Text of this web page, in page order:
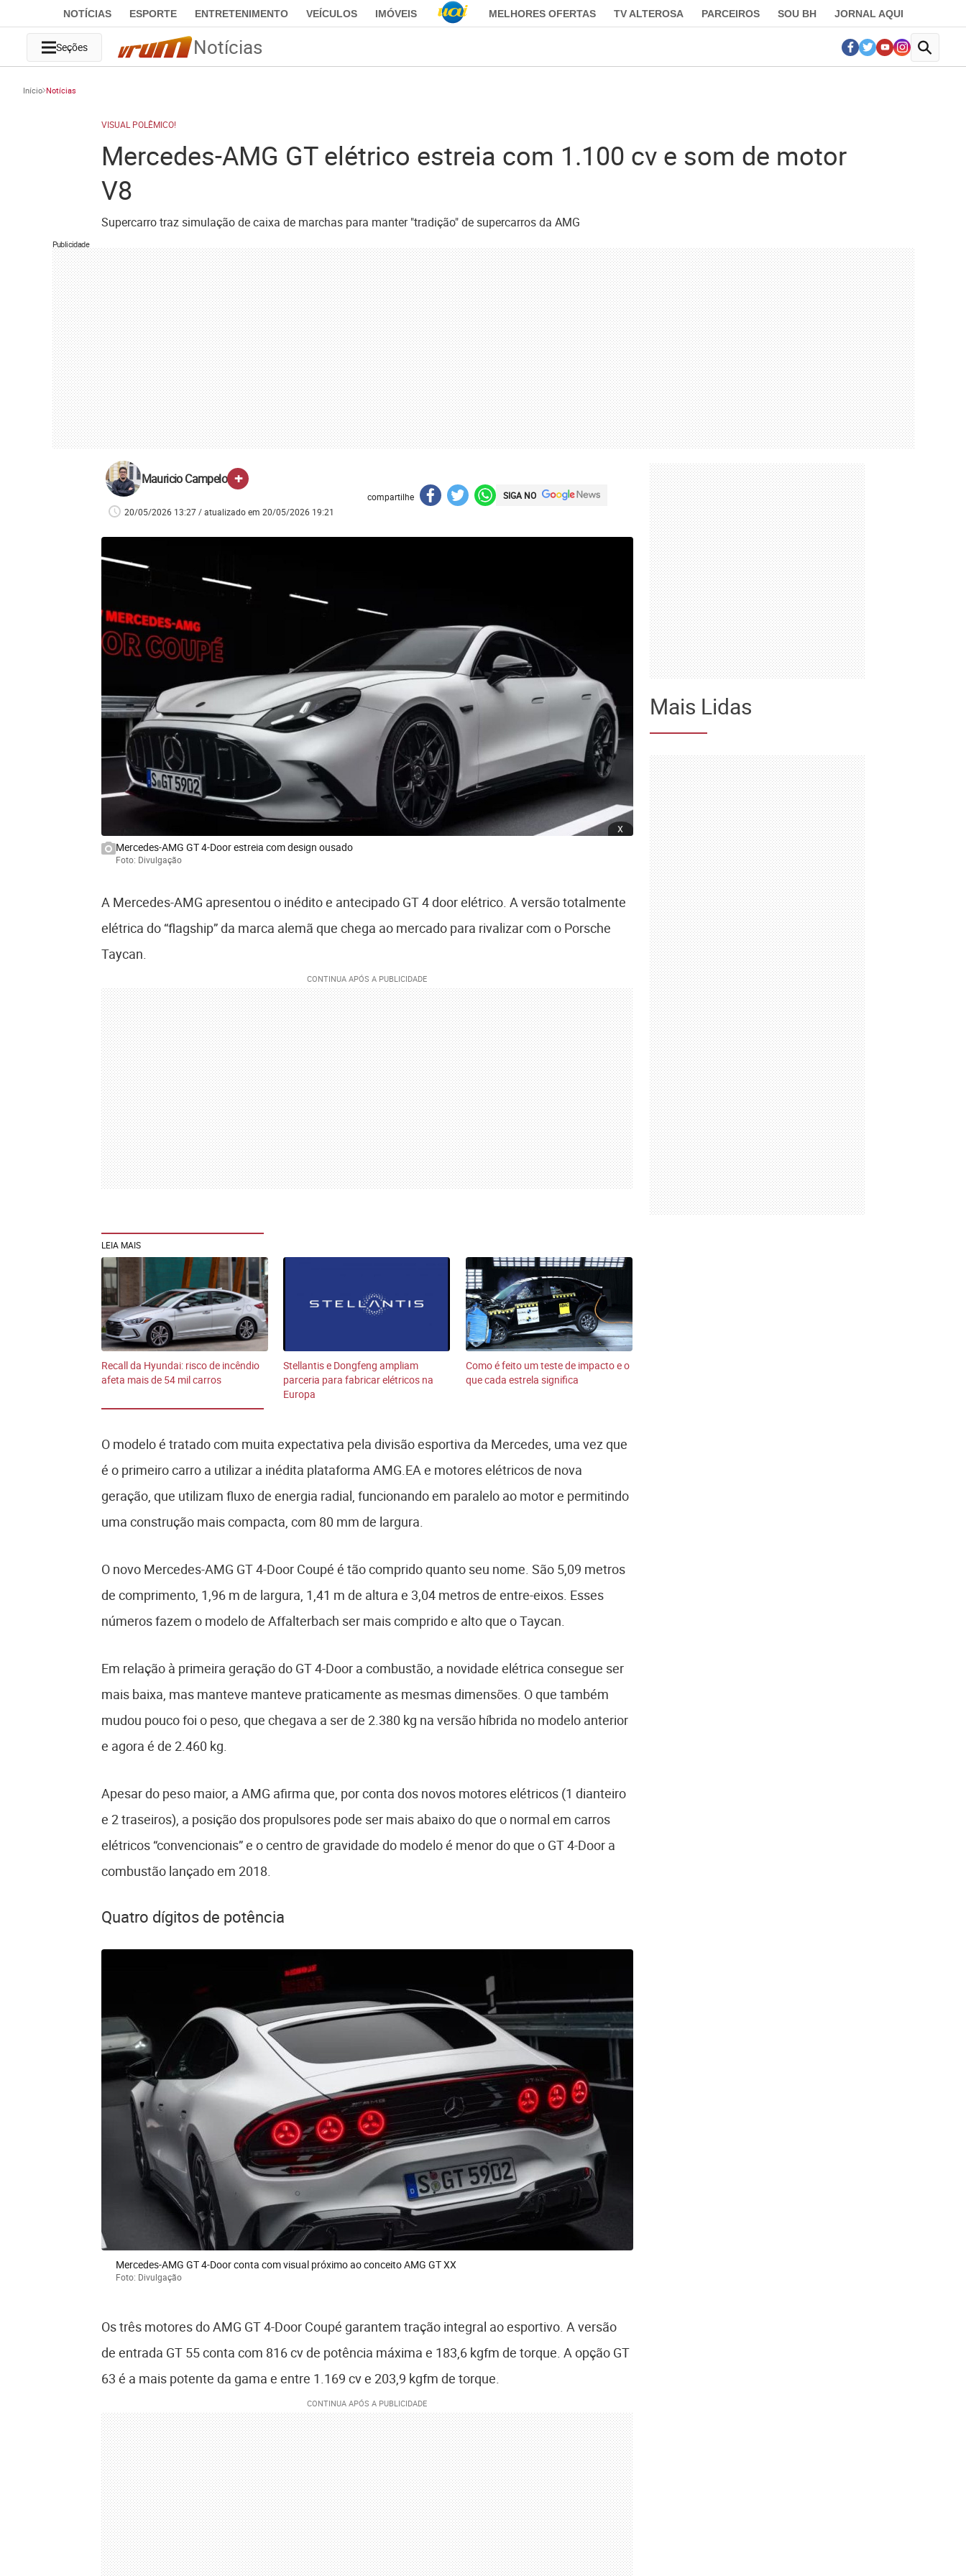
NOTÍCIAS ESPORTE ENTRETENIMENTO VEÍCULOS IMÓVEIS MELHORES OFERTAS TV ALTEROSA PARCEIROS SOU BH JORNAL AQUI
Seções Notícias
Início Notícias
VISUAL POLÊMICO!
Mercedes-AMG GT elétrico estreia com 1.100 cv e som de motor
V8
Supercarro traz simulação de caixa de marchas para manter "tradição" de supercarros da AMG
Publicidade
Mauricio Campelo +
20/05/2026 13:27 / atualizado em 20/05/2026 19:21
compartilhe SIGA NO
x
Mercedes-AMG GT 4-Door estreia com design ousado
Foto: Divulgação
A Mercedes-AMG apresentou o inédito e antecipado GT 4 door elétrico. A versão totalmente
elétrica do “flagship” da marca alemã que chega ao mercado para rivalizar com o Porsche
Taycan.
LEIA MAIS
Recall da Hyundai: risco de incêndio
afeta mais de 54 mil carros
Stellantis e Dongfeng ampliam
parceria para fabricar elétricos na
Europa
Como é feito um teste de impacto e o
que cada estrela significa
O modelo é tratado com muita expectativa pela divisão esportiva da Mercedes, uma vez que
é o primeiro carro a utilizar a inédita plataforma AMG.EA e motores elétricos de nova
geração, que utilizam fluxo de energia radial, funcionando em paralelo ao motor e permitindo
uma construção mais compacta, com 80 mm de largura.
O novo Mercedes-AMG GT 4-Door Coupé é tão comprido quanto seu nome. São 5,09 metros
de comprimento, 1,96 m de largura, 1,41 m de altura e 3,04 metros de entre-eixos. Esses
números fazem o modelo de Affalterbach ser mais comprido e alto que o Taycan.
Em relação à primeira geração do GT 4-Door a combustão, a novidade elétrica consegue ser
mais baixa, mas manteve manteve praticamente as mesmas dimensões. O que também
mudou pouco foi o peso, que chegava a ser de 2.380 kg na versão híbrida no modelo anterior
e agora é de 2.460 kg.
Apesar do peso maior, a AMG afirma que, por conta dos novos motores elétricos (1 dianteiro
e 2 traseiros), a posição dos propulsores pode ser mais abaixo do que o normal em carros
elétricos “convencionais” e o centro de gravidade do modelo é menor do que o GT 4-Door a
combustão lançado em 2018.
Quatro dígitos de potência
Mercedes-AMG GT 4-Door conta com visual próximo ao conceito AMG GT XX
Foto: Divulgação
Os três motores do AMG GT 4-Door Coupé garantem tração integral ao esportivo. A versão
de entrada GT 55 conta com 816 cv de potência máxima e 183,6 kgfm de torque. A opção GT
63 é a mais potente da gama e entre 1.169 cv e 203,9 kgfm de torque.
Mais Lidas